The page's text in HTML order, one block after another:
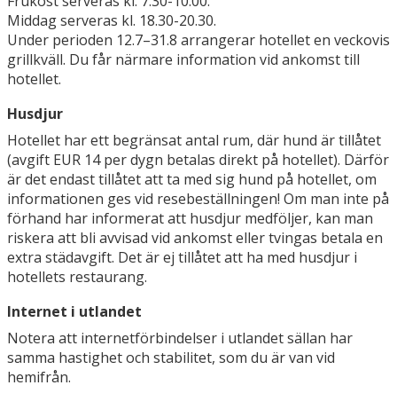
Middag serveras kl. 18.30-20.30.
Under perioden 12.7–31.8 arrangerar hotellet en veckovis
grillkväll. Du får närmare information vid ankomst till
hotellet.
Husdjur
Hotellet har ett begränsat antal rum, där hund är tillåtet
(avgift EUR 14 per dygn betalas direkt på hotellet). Därför
är det endast tillåtet att ta med sig hund på hotellet, om
informationen ges vid resebeställningen! Om man inte på
förhand har informerat att husdjur medföljer, kan man
riskera att bli avvisad vid ankomst eller tvingas betala en
extra städavgift. Det är ej tillåtet att ha med husdjur i
hotellets restaurang.
Internet i utlandet
Notera att internetförbindelser i utlandet sällan har
samma hastighet och stabilitet, som du är van vid
hemifrån.